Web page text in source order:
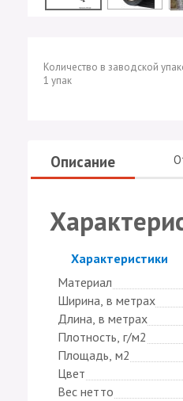
Количество в заводской
1 упак
Описание
Скрыть
Характеристики
Материал
Ширина, в метрах
Длина, в метрах
Плотность, г/м2
Площадь, м2
Цвет
Вес нетто